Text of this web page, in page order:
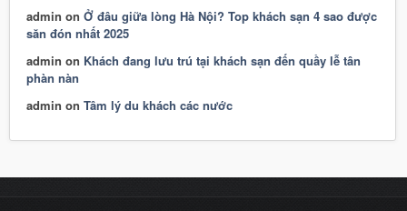
admin onỞ đâu giữa lòng Hà Nội? Top khách sạn 4 sao được
săn đón nhất 2025
admin on Khách đang lưu trú tại khách sạn đến quầy lễ tân
phàn nàn
admin onTâm lý du khách các nước